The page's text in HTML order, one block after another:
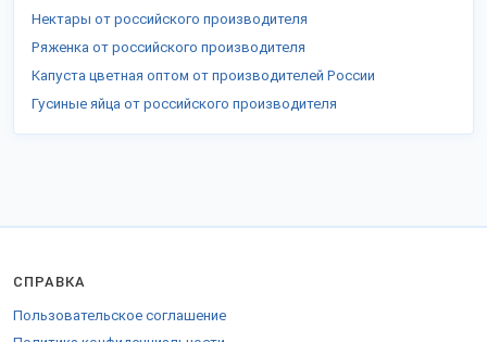
Нектары от российского производителя
Ряженка от российского производителя
Капуста цветная оптом от производителей России
Гусиные яйца от российского производителя
СПРАВКА
Пользовательское соглашение